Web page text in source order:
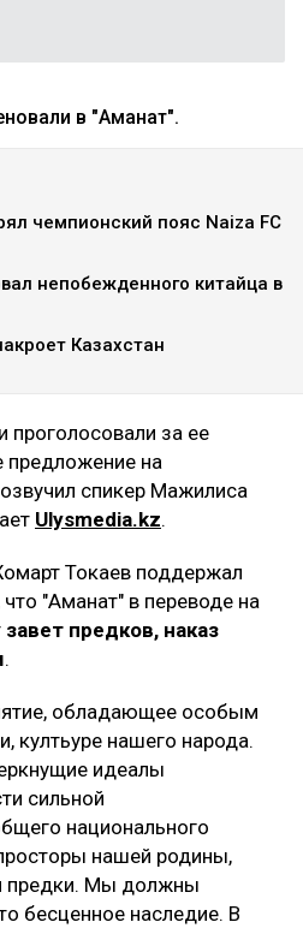
в "Аманат".
чемпионский пояс Naiza FC
непобежденного китайца в
Казахстан
проголосовали за ее
предложение на
спикер Мажилиса
Ulysmedia.kz.
Токаев поддержал
"Аманат" в переводе на
завет предков, наказ
.
обладающее особым
култьуре нашего народа.
идеалы
сильной
национального
нашей родины,
предки. Мы должны
бесценное наследие. В